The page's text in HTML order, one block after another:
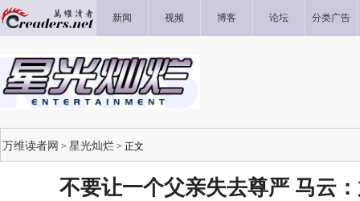
新闻 视频 博客 论坛 分类广告
万维读者网 > 星光灿烂 > 正文
不要让一个父亲失去尊严 马云